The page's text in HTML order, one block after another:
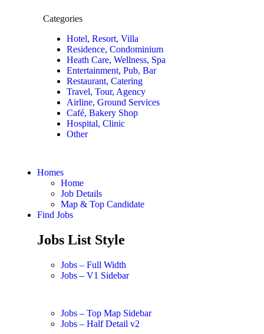
Categories
Hotel, Resort, Villa
Residence, Condominium
Heath Care, Wellness, Spa
Entertainment, Pub, Bar
Restaurant, Catering
Travel, Tour, Agency
Airline, Ground Services
Café, Bakery Shop
Hospital, Clinic
Other
Homes
Home
Job Details
Map & Top Candidate
Find Jobs
Jobs List Style
Jobs – Full Width
Jobs – V1 Sidebar
Jobs – Top Map Sidebar
Jobs – Half Detail v2